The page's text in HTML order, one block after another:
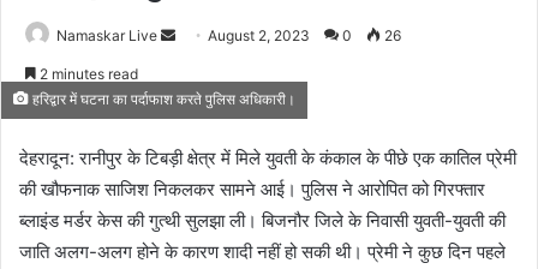
Namaskar Live
n
d
a
n
e
August 2, 2023 0 26
2 minutes read
हरिद्वार में घटना का पर्दाफाश करते पुलिस अधिकारी।
देहरादून: रानीपुर के टिबड़ी क्षेत्र में मिले युवती के कंकाल के पीछे एक कातिल प्रेमी
की खौफनाक साजिश निकलकर सामने आई। पुलिस ने आरोपित को गिरफ्तार
ब्लाइंड मर्डर केस की गुत्थी सुलझा ली। बिजनौर जिले के निवासी युवती-युवती की
जाति अलग-अलग होने के कारण शादी नहीं हो सकी थी। प्रेमी ने कुछ दिन पहले